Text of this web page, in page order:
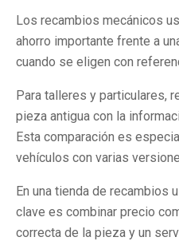
Los recambios mecánicos
ahorro importante frente a
cuando se eligen con
Para talleres y particulares,
pieza antigua con la
Esta comparación es
vehículos con varias
En una tienda de recambios
clave es combinar precio
correcta de la pieza y un